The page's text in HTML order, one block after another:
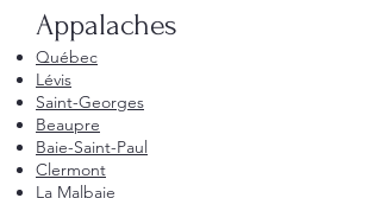
Appalaches
Québec
Lévis
Saint-Georges
Beaupre
Baie-Saint-Paul
Clermont
La Malbaie